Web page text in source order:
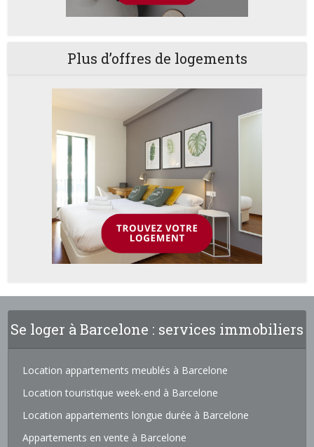
Plus d’offres de logements
Se loger à Barcelone : services immobiliers
Location appartements meublés à Barcelone
Location touristique week-end à Barcelone
Location appartements longue durée à Barcelone
Appartements en vente à Barcelone